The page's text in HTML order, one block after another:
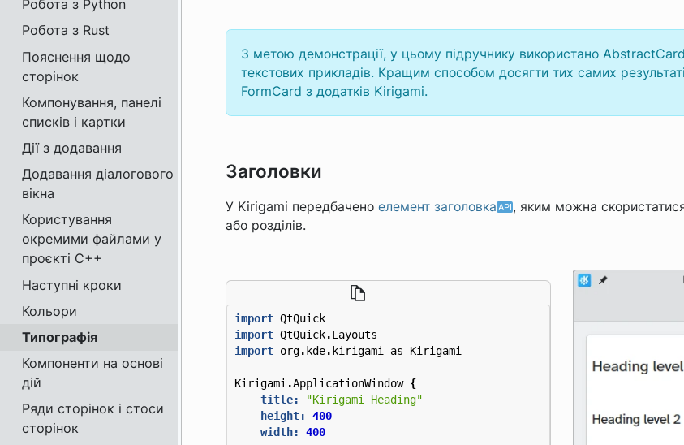
Робота з Python
Робота з Rust
Пояснення щодо
сторінок
Компонування, панелі
списків і картки
Дії з додавання
Додавання діалогового
вікна
Користування
окремими файлами у
проєкті C++
Наступні кроки
Кольори
Типографія
Компоненти на основі
дій
Ряди сторінок і стоси
сторінок
З метою демонстрації, у цьому підручнику використано
текстових прикладів. Кращим способом досягти тих самих
FormCard з додатків Kirigami.
Заголовки
У Kirigami передбачено елемент заголовка
, яким можна
або розділів.
import QtQuick
import QtQuick.Layouts
import org. kde. kirigami as Kirigami
Kirigami .ApplicationWindow {
title:
"Kirigami Heading"
height:
400
width:
400